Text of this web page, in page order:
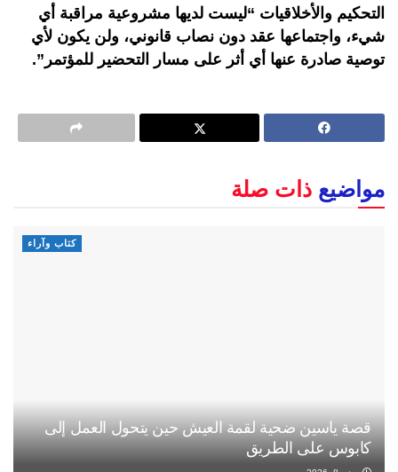
التحكيم والأخلاقيات “ليست لديها مشروعية مراقبة أي
شيء، واجتماعها عقد دون نصاب قانوني، ولن يكون لأي
توصية صادرة عنها أي أثر على مسار التحضير للمؤتمر”.
مواضيع ذات صلة
كتاب وآراء
قصة ياسين ضحية لقمة العيش حين يتحول العمل إلى
كابوس على الطريق